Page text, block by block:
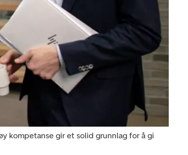
kompetanse gir et solid grunnlag for å gi